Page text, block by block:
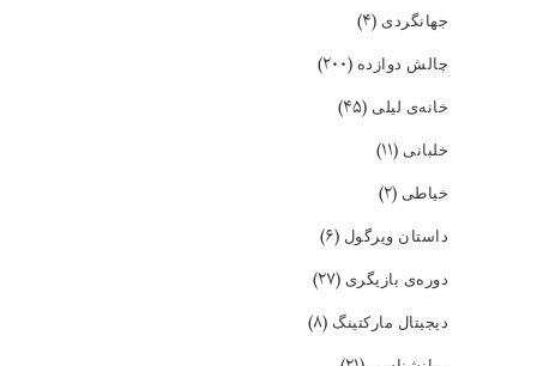
جهانگردی (۴)
چالش دوازده (۲۰۰)
خانه‌ی لیلی (۴۵)
خلبانی (۱۱)
خیاطی (۲)
داستان ویرگول (۶)
دوره‌ی بازیگری (۲۷)
دیجیتال مارکتینگ (۸)